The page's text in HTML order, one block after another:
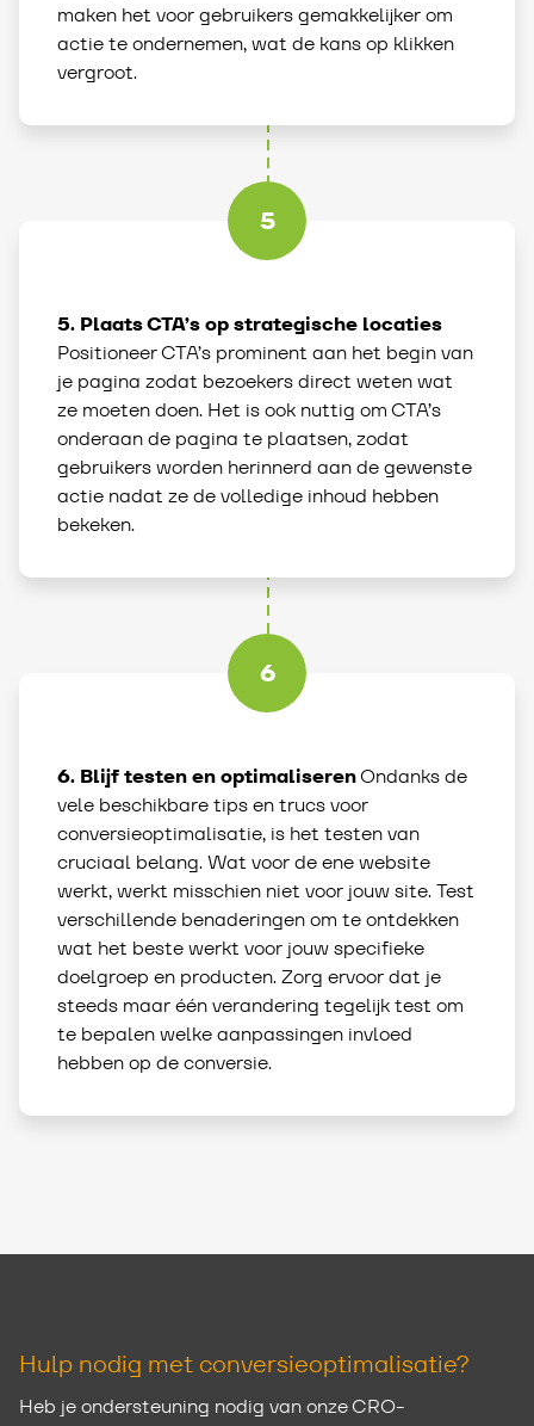
maken het voor gebruikers gemakkelijker om
actie te ondernemen, wat de kans op klikken
vergroot.
5
5. Plaats CTA’s op strategische locaties
Positioneer CTA’s prominent aan het begin van
je pagina zodat bezoekers direct weten wat
ze moeten doen. Het is ook nuttig om CTA’s
onderaan de pagina te plaatsen, zodat
gebruikers worden herinnerd aan de gewenste
actie nadat ze de volledige inhoud hebben
bekeken.
6
6. Blijf testen en optimaliserenOndanks de
vele beschikbare tips en trucs voor
conversieoptimalisatie, is het testen van
cruciaal belang. Wat voor de ene website
werkt, werkt misschien niet voor jouw site. Test
verschillende benaderingen om te ontdekken
wat het beste werkt voor jouw specifieke
doelgroep en producten. Zorg ervoor dat je
steeds maar één verandering tegelijk test om
te bepalen welke aanpassingen invloed
hebben op de conversie.
Hulp nodig met conversieoptimalisatie?
Heb je ondersteuning nodig van onze CRO-